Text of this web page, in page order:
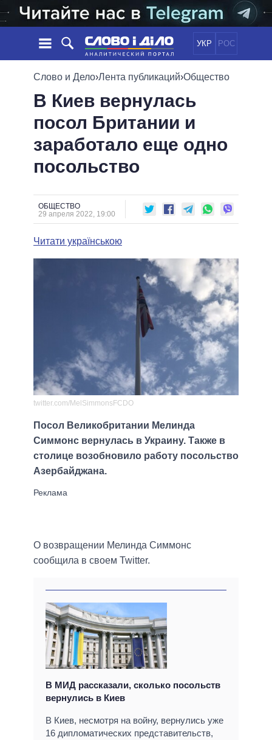
УКР РОС
НОВОСТИ
ЛЕНТА
СОБЫТИЯ
СТАТЬИ
МНЕНИЯ
ОБЗОРЫ
ДАЙДЖЕСТЫ
ПОЛИТИКА
ЭКОНОМИКА
ОБЩЕСТВО
МИР
ОБЕЩАНИЯ
ПОЛИТИКИ
ВСЕ ПОЛИТИКИ
ПРЕЗИДЕНТ И ОФИС
ВЕРХОВНАЯ РАДА
КАБИНЕТ МИНИСТРОВ
МЭРЫ
ИНФОГРАФИКА
ПОДДЕРЖАТЬ
СРАВНЕНИЕ ПОЛИТИКОВ
Слово и Дело›Лента публикаций›Общество
В Киев вернулась
посол Британии и
заработало еще одно
посольство
ОБЩЕСТВО
29 апреля 2022, 19:00
Читати українською
twitter.com/MelSimmonsFCDO
Посол Великобритании Мелинда
Симмонс вернулась в Украину. Также в
столице возобновило работу посольство
Азербайджана.
О возвращении Мелинда Симмонс
сообщила в своем Twitter.
В МИД рассказали, сколько посольств
вернулись в Киев
В Киев, несмотря на войну, вернулись уже
16 дипломатических представительств,